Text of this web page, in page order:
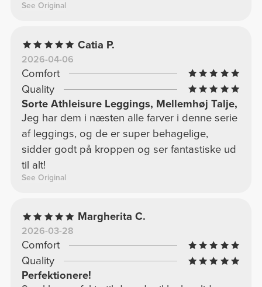
See Original
Catia P.
2026-04-06
Comfort
Quality
Sorte Athleisure Leggings, Mellemhøj Talje,
Jeg har dem i næsten alle farver i denne serie
af leggings, og de er super behagelige,
sidder godt på kroppen og ser fantastiske ud
til alt!
See Original
Margherita C.
2026-03-28
Comfort
Quality
Perfektionere!